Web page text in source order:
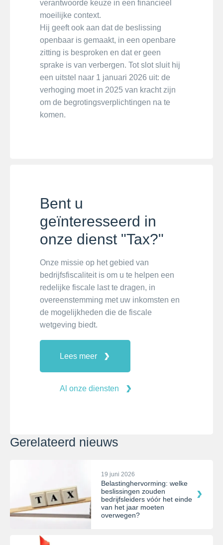
verantwoorde keuze in een financieel
moeilijke context.
Hij geeft ook aan dat de beslissing
openbaar is gemaakt, in een openbare
zitting is besproken en dat er geen
sprake is van verbergen. Tot slot sluit hij
een uitstel naar 1 januari 2026 uit: de
verhoging moet in 2025 van kracht zijn
om de begrotingsverplichtingen na te
komen.
Bent u
geïnteresseerd in
onze dienst "Tax?"
Onze missie op het gebied van
bedrijfsfiscaliteit is om u te helpen een
redelijke fiscale last te dragen, in
overeenstemming met uw inkomsten en
de mogelijkheden die de fiscale
wetgeving biedt.
Lees meer
Al onze diensten
Gerelateerd nieuws
19 juni 2026
Belastinghervorming: welke
beslissingen zouden
bedrijfsleiders vóór het einde
van het jaar moeten
overwegen?